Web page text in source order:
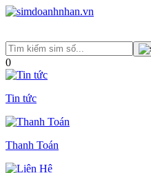
0
Tin tức
Thanh Toán